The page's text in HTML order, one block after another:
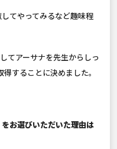
てやってみるなど趣味程
てアーサナを先生からしっ
することに決めました。
お選びいただいた理由は